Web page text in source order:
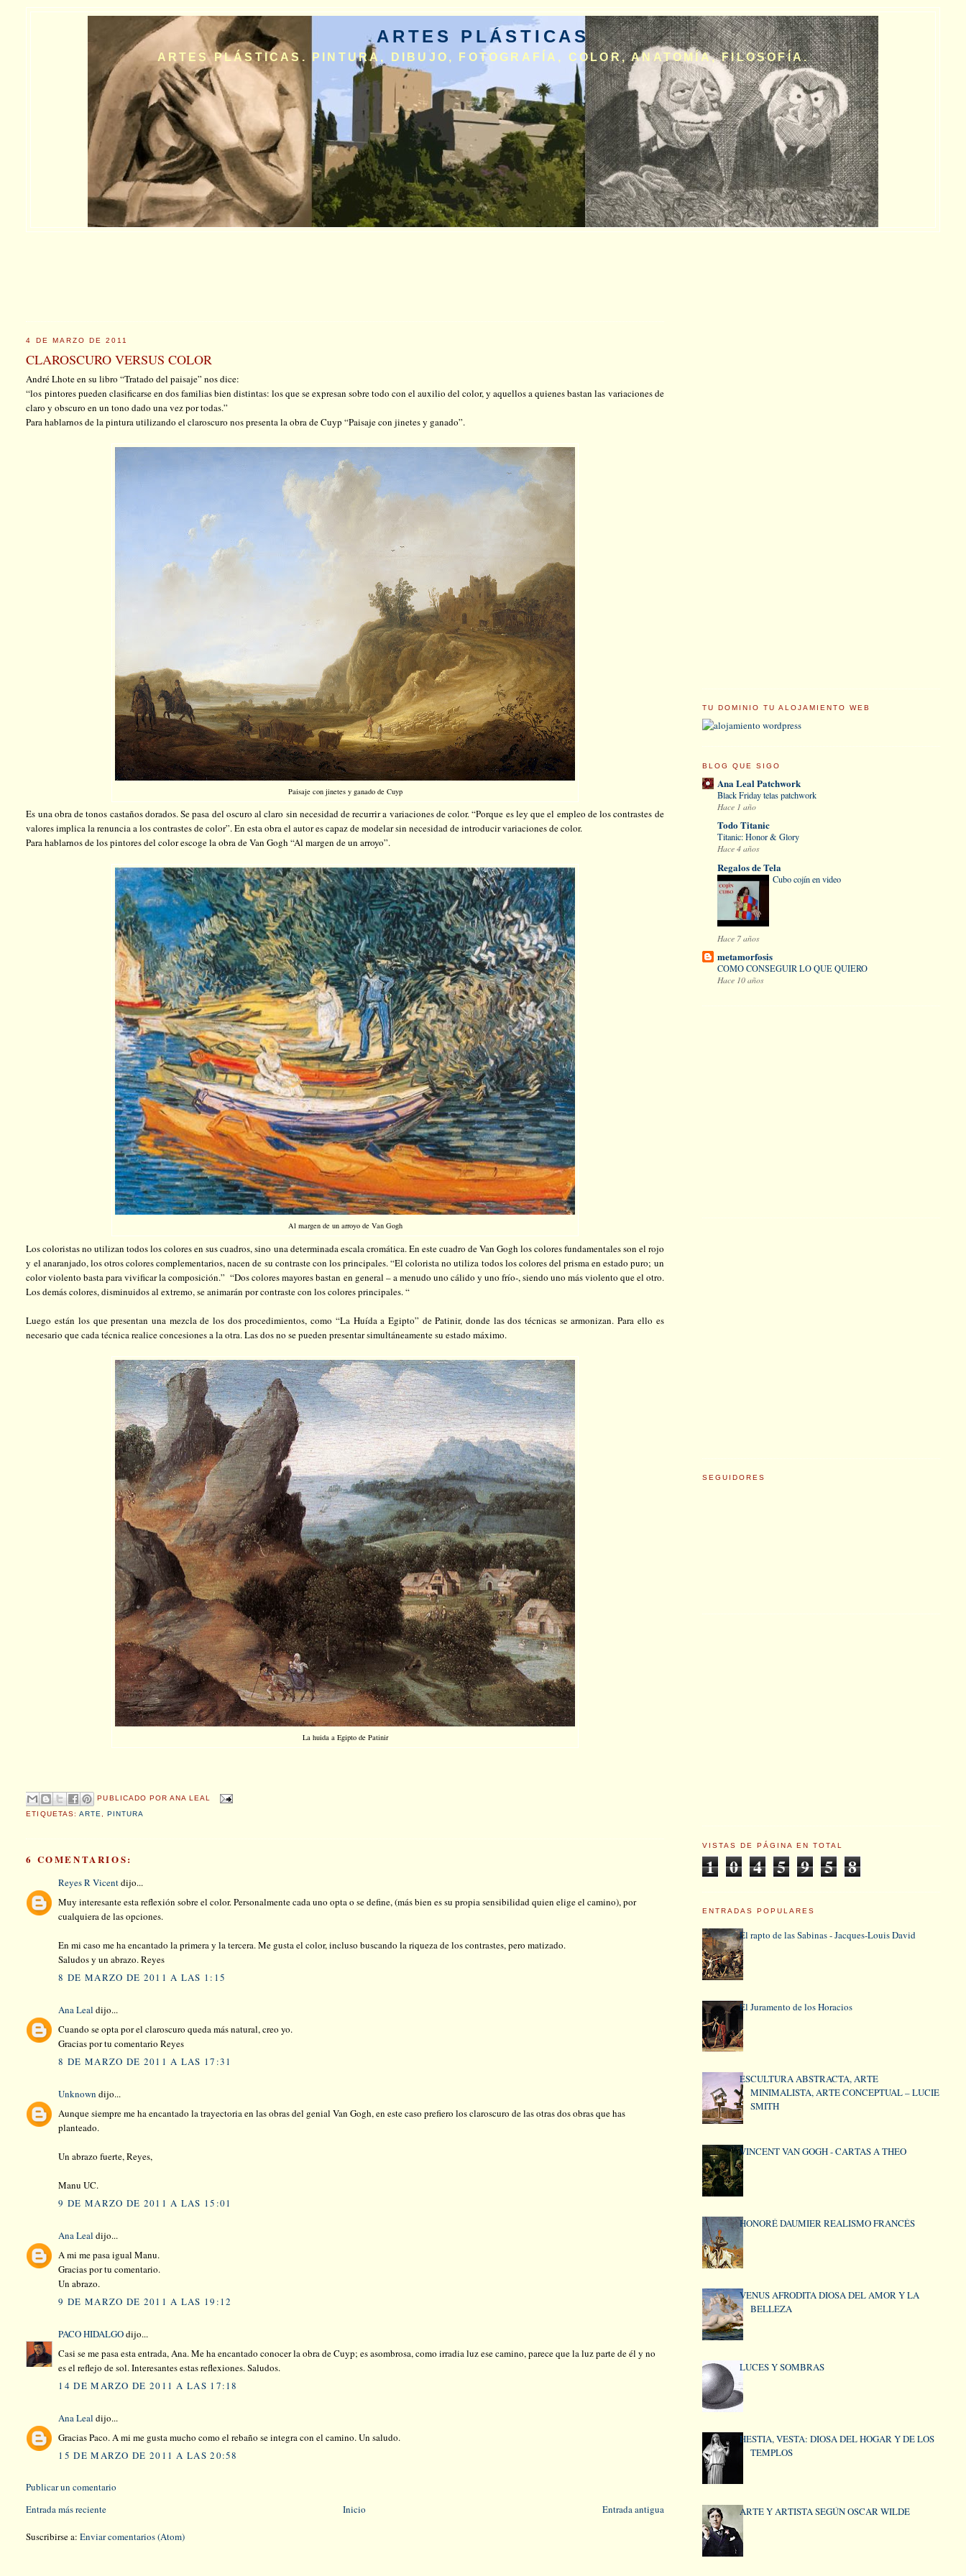
ARTES PLÁSTICAS
ARTES PLÁSTICAS. PINTURA, DIBUJO, FOTOGRAFÍA, COLOR, ANATOMÍA, FILOSOFÍA.
4 DE MARZO DE 2011
CLAROSCURO VERSUS COLOR
André Lhote en su libro “Tratado del paisaje” nos dice:
“los pintores pueden clasificarse en dos familias bien distintas: los que se expresan sobre todo con el auxilio del color, y aquellos a quienes bastan las variaciones de
claro y obscuro en un tono dado una vez por todas.”
Para hablarnos de la pintura utilizando el claroscuro nos presenta la obra de Cuyp “Paisaje con jinetes y ganado”.
Paisaje con jinetes y ganado de Cuyp
Es una obra de tonos castaños dorados. Se pasa del oscuro al claro sin necesidad de recurrir a variaciones de color. “Porque es ley que el empleo de los contrastes de
valores implica la renuncia a los contrastes de color”. En esta obra el autor es capaz de modelar sin necesidad de introducir variaciones de color.
Para hablarnos de los pintores del color escoge la obra de Van Gogh “Al margen de un arroyo”.
Al margen de un arroyo de Van Gogh
Los coloristas no utilizan todos los colores en sus cuadros, sino una determinada escala cromática. En este cuadro de Van Gogh los colores fundamentales son el rojo
y el anaranjado, los otros colores complementarios, nacen de su contraste con los principales. “El colorista no utiliza todos los colores del prisma en estado puro; un
color violento basta para vivificar la composición.” “Dos colores mayores bastan en general – a menudo uno cálido y uno frío-, siendo uno más violento que el otro.
Los demás colores, disminuidos al extremo, se animarán por contraste con los colores principales. “
Luego están los que presentan una mezcla de los dos procedimientos, como “La Huída a Egipto” de Patinir, donde las dos técnicas se armonizan. Para ello es
necesario que cada técnica realice concesiones a la otra. Las dos no se pueden presentar simultáneamente su estado máximo.
La huida a Egipto de Patinir
PUBLICADO POR ANA LEAL
ETIQUETAS: ARTE PINTURA
6 COMENTARIOS:
Reyes R Vicentdijo...
Muy interesante esta reflexión sobre el color. Personalmente cada uno opta o se define, (más bien es su propia sensibilidad quien elige el camino), por
cualquiera de las opciones.
En mi caso me ha encantado la primera y la tercera. Me gusta el color, incluso buscando la riqueza de los contrastes, pero matizado.
Saludos y un abrazo. Reyes
8 DE MARZO DE 2011 A LAS 1:15
Ana Leal dijo...
Cuando se opta por el claroscuro queda más natural, creo yo.
Gracias por tu comentario Reyes
8 DE MARZO DE 2011 A LAS 17:31
Unknown dijo...
Aunque siempre me ha encantado la trayectoria en las obras del genial Van Gogh, en este caso prefiero los claroscuro de las otras dos obras que has
planteado.
Un abrazo fuerte, Reyes,
Manu UC.
9 DE MARZO DE 2011 A LAS 15:01
Ana Leal dijo...
A mi me pasa igual Manu.
Gracias por tu comentario.
Un abrazo.
9 DE MARZO DE 2011 A LAS 19:12
PACO HIDALGOdijo...
Casi se me pasa esta entrada, Ana. Me ha encantado conocer la obra de Cuyp; es asombrosa, como irradia luz ese camino, parece que la luz parte de él y no
es el reflejo de sol. Interesantes estas reflexiones. Saludos.
14 DE MARZO DE 2011 A LAS 17:18
Ana Leal dijo...
Gracias Paco. A mi me gusta mucho como el rebaño se integra con el camino. Un saludo.
15 DE MARZO DE 2011 A LAS 20:58
Publicar un comentario
Entrada más reciente
Entrada antigua
Inicio
Suscribirse a:Enviar comentarios (Atom)
TU DOMINIO TU ALOJAMIENTO WEB
BLOG QUE SIGO
Ana Leal Patchwork
Black Friday telas patchwork
Hace 1 año
Todo Titanic
Titanic: Honor & Glory
Hace 4 años
Regalos de Tela
Cubo cojín en video
Hace 7 años
metamorfosis
COMO CONSEGUIR LO QUE QUIERO
Hace 10 años
SEGUIDORES
VISTAS DE PÁGINA EN TOTAL
1 0 4 5 9 5 8
ENTRADAS POPULARES
El rapto de las Sabinas - Jacques-Louis David
El Juramento de los Horacios
ESCULTURA ABSTRACTA, ARTE
MINIMALISTA, ARTE CONCEPTUAL – LUCIE
SMITH
VINCENT VAN GOGH - CARTAS A THEO
HONORÉ DAUMIER REALISMO FRANCÉS
VENUS AFRODITA DIOSA DEL AMOR Y LA
BELLEZA
LUCES Y SOMBRAS
HESTIA, VESTA: DIOSA DEL HOGAR Y DE LOS
TEMPLOS
ARTE Y ARTISTA SEGÚN OSCAR WILDE